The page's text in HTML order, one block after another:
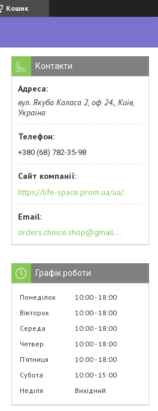
Кошик
Контакти
вул. Якуба Коласа 2, оф 24., Київ,
Україна
+380 (68) 782-35-98
https://life-space.prom.ua/ua/
orders.choice.shop@gmail.com
Графік роботи
Понеділок 10:00 18:00
Вівторок
10:00 18:00
Середа
10:00 18:00
Четвер
10:00 18:00
Пʼятниця
10:00 18:00
Субота
10:00 15:00
Неділя
Вихідний